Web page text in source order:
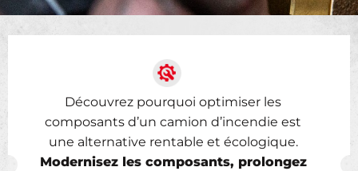
Découvrez pourquoi optimiser les
composants d’un camion d’incendie est
une alternative rentable et écologique.
Modernisez les composants, prolongez